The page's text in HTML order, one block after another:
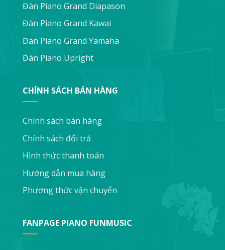
Đàn Piano Grand Diapason
Đàn Piano Grand Kawai
Đàn Piano Grand Yamaha
Đàn Piano Upright
CHÍNH SÁCH BÁN HÀNG
Chính sách bán hàng
Chính sách đổi trả
Hình thức thanh toán
Hướng dẫn mua hàng
Phương thức vận chuyển
FANPAGE PIANO FUNMUSIC